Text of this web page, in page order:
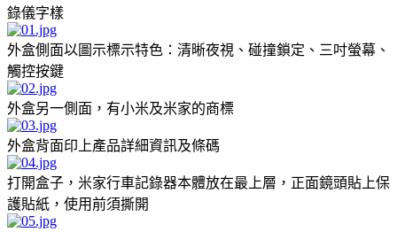
錄儀字樣
外盒側面以圖示標示特色：清晰夜視、碰撞鎖定、三吋螢幕、
觸控按鍵
外盒另一側面，有小米及米家的商標
外盒背面印上產品詳細資訊及條碼
打開盒子，米家行車記錄器本體放在最上層，正面鏡頭貼上保
護貼紙，使用前須撕開